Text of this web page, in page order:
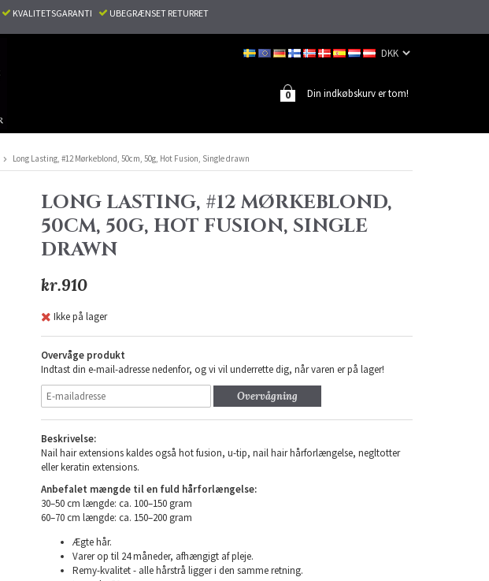
KVALITETSGARANTI UBEGRÆNSET RETURRET
Din indkøbskurv er tom!
0
Long Lasting, #12 Mørkeblond, 50cm, 50g, Hot Fusion, Single drawn
LONG LASTING, #12 MØRKEBLOND,
50CM, 50G, HOT FUSION, SINGLE
DRAWN
kr.910
Ikke på lager
Overvåge produkt
Indtast din e-mail-adresse nedenfor, og vi vil underrette dig, når varen er på lager!
Overvågning
Beskrivelse:
Nail hair extensions kaldes også hot fusion, u-tip, nail hair hårforlængelse, negltotter
eller keratin extensions.
Anbefalet mængde til en fuld hårforlængelse:
30–50 cm længde: ca. 100–150 gram
60–70 cm længde: ca. 150–200 gram
Ægte hår.
Varer op til 24 måneder, afhængigt af pleje.
Remy-kvalitet - alle hårstrå ligger i den samme retning.